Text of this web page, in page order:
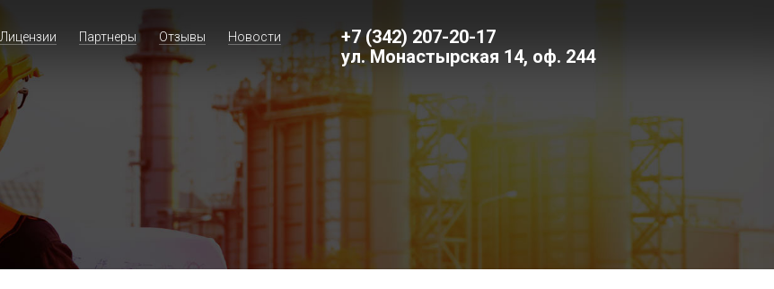
Лицензии Партнеры Отзывы
Новости
+7 (342) 207-20-17
ул. Монастырская 14, оф. 244